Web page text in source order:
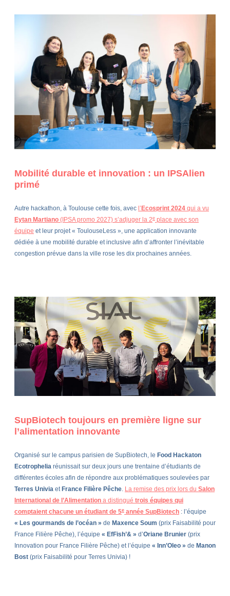
Mobilité durable et innovation : un IPSAlien
primé
Autre hackathon, à Toulouse cette fois, avec l’ Ecosprint 2024 qui a vu
Eytan Martiano (IPSA promo 2027) s’adjuger la 2e place avec son
équipe et leur projet « ToulouseLess », une application innovante
dédiée à une mobilité durable et inclusive afin d’affronter l’inévitable
congestion prévue dans la ville rose les dix prochaines années.
SupBiotech toujours en première ligne sur
l’alimentation innovante
Organisé sur le campus parisien de SupBiotech, le Food Hackaton
Ecotrophelia réunissait sur deux jours une trentaine d’étudiants de
différentes écoles afin de répondre aux problématiques soulevées par
Terres Univia et France Filière Pêche. La remise des prix lors du Salon
International de l’Alimentation a distingué trois équipes qui
comptaient chacune un étudiant de 5e année SupBiotech : l’équipe
« Les gourmands de l’océan » de Maxence Soum (prix Faisabilité pour
France Filière Pêche), l’équipe « EfFish’& » d’Oriane Brunier (prix
Innovation pour France Filière Pêche) et l’équipe « Inn’Oleo » de Manon
Bost (prix Faisabilité pour Terres Univia) !